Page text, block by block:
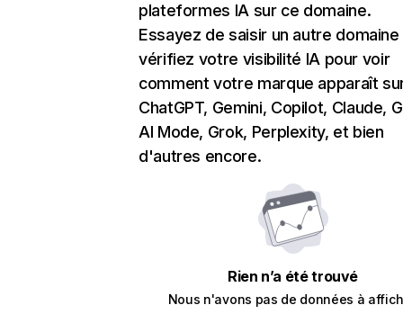
plateformes IA sur ce domaine.
Essayez de saisir un autre domaine
vérifiez votre visibilité IA pour voir
comment votre marque apparaît
ChatGPT, Gemini, Copilot, Claude,
AI Mode, Grok, Perplexity, et bien
d'autres encore.
Rien n’a été trouvé
Nous n'avons pas de données à